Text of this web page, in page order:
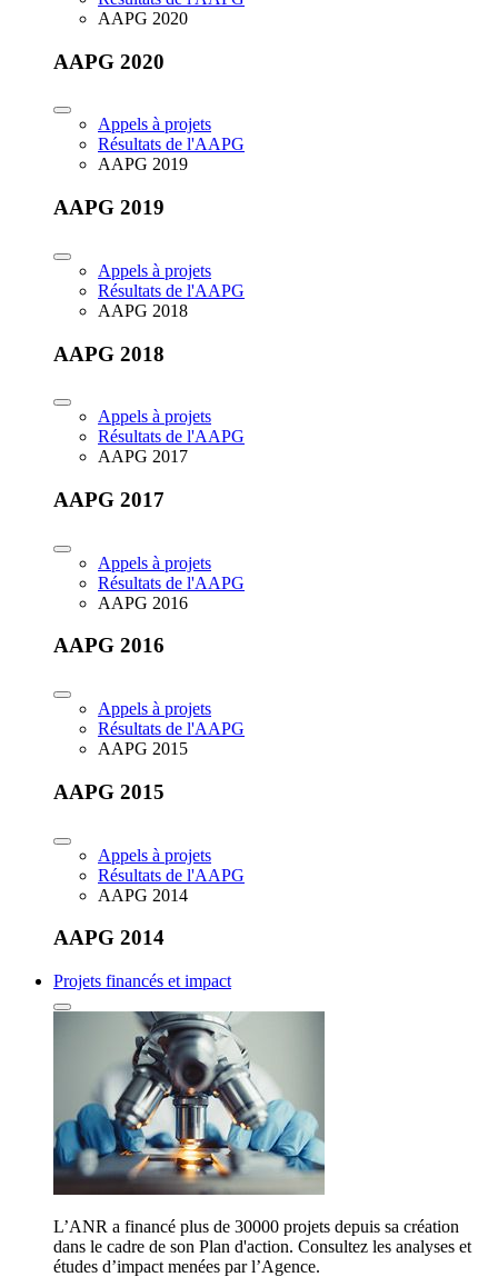
AAPG 2020
AAPG 2020
Appels à projets
Résultats de l'AAPG
AAPG 2019
AAPG 2019
Appels à projets
Résultats de l'AAPG
AAPG 2018
AAPG 2018
Appels à projets
Résultats de l'AAPG
AAPG 2017
AAPG 2017
Appels à projets
Résultats de l'AAPG
AAPG 2016
AAPG 2016
Appels à projets
Résultats de l'AAPG
AAPG 2015
AAPG 2015
Appels à projets
Résultats de l'AAPG
AAPG 2014
AAPG 2014
Projets financés et impact
L’ANR a financé plus de 30000 projets depuis sa création
dans le cadre de son Plan d'action. Consultez les analyses et
études d’impact menées par l’Agence.